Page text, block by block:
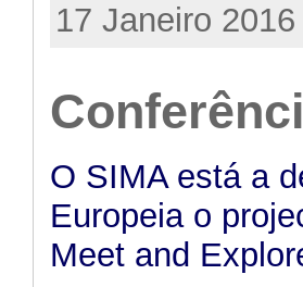
17 Janeiro
O SIMA está a
Europeia o
Meet and